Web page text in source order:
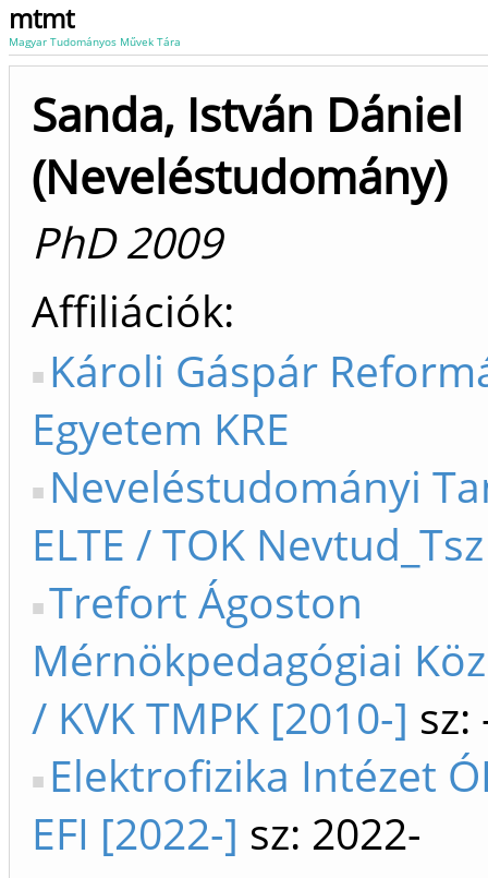
mtmt
Magyar Tudományos Művek Tára
Sanda, István Dániel
(Neveléstudomány)
PhD 2009
Affiliációk
Károli Gáspár
Egyetem KRE
Neveléstudományi
ELTE / TOK
Trefort Ágoston
Mérnökpedagógiai
/ KVK TMPK [2010-] sz:
Elektrofizika Intézet
EFI [2022-] sz: 2022-